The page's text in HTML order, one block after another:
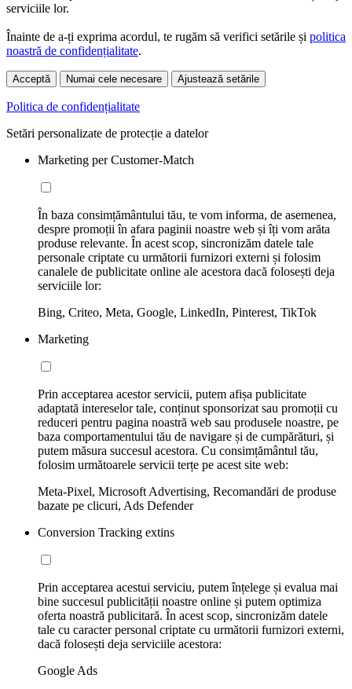
serviciile lor.
Înainte de a-ți exprima acordul, te rugăm să verifici setările și politica
noastră de confidențialitate.
Acceptă Numai cele necesare Ajustează setările
Politica de confidențialitate
Setări personalizate de protecție a datelor
Marketing per Customer-Match
În baza consimțământului tău, te vom informa, de asemenea,
despre promoții în afara paginii noastre web și îți vom arăta
produse relevante. În acest scop, sincronizăm datele tale
personale criptate cu următorii furnizori externi și folosim
canalele de publicitate online ale acestora dacă folosești deja
serviciile lor:
Bing, Criteo, Meta, Google, LinkedIn, Pinterest, TikTok
Marketing
Prin acceptarea acestor servicii, putem afișa publicitate
adaptată intereselor tale, conținut sponsorizat sau promoții cu
reduceri pentru pagina noastră web sau produsele noastre, pe
baza comportamentului tău de navigare și de cumpărături, și
putem măsura succesul acestora. Cu consimțământul tău,
folosim următoarele servicii terțe pe acest site web:
Meta-Pixel, Microsoft Advertising, Recomandări de produse
bazate pe clicuri, Ads Defender
Conversion Tracking extins
Prin acceptarea acestui serviciu, putem înțelege și evalua mai
bine succesul publicității noastre online și putem optimiza
oferta noastră publicitară. În acest scop, sincronizăm datele
tale cu caracter personal criptate cu următorii furnizori externi,
dacă folosești deja serviciile acestora:
Google Ads